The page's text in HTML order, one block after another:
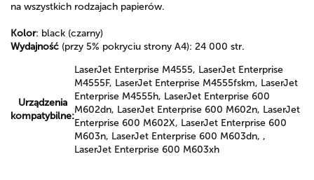
na wszystkich rodzajach papierów.
Kolor: black (czarny)
Wydajność (przy 5% pokryciu strony A4): 24 000 str.
Urządzenia
kompatybilne:
LaserJet Enterprise M4555, LaserJet Enterprise
M4555F, LaserJet Enterprise M4555fskm, LaserJet
Enterprise M4555h, LaserJet Enterprise 600
M602dn, LaserJet Enterprise 600 M602n, LaserJet
Enterprise 600 M602X, LaserJet Enterprise 600
M603n, LaserJet Enterprise 600 M603dn, ,
LaserJet Enterprise 600 M603xh